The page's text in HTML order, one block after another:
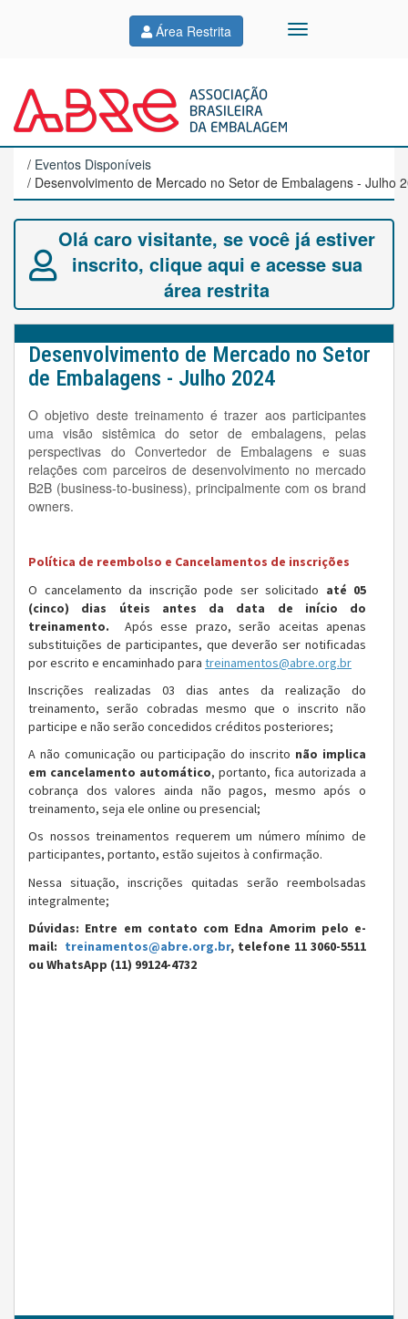
Área Restrita
/ Eventos Disponíveis
/ Desenvolvimento de Mercado no Setor de Embalagens - Julho
Olá caro visitante, se você já estiver
inscrito, clique aqui e acesse sua
área restrita
Desenvolvimento de Mercado no Setor
de Embalagens - Julho 2024
O objetivo deste treinamento é trazer aos participantes
uma visão sistêmica do setor de embalagens, pelas
perspectivas do Convertedor de Embalagens e suas
relações com parceiros de desenvolvimento no mercado
B2B (business-to-business), principalmente com os brand
owners.
Política de reembolso e Cancelamentos de inscrições
O cancelamento da inscrição pode ser solicitado até 05
(cinco) dias úteis antes da data de início do
treinamento.
Após esse prazo, serão aceitas apenas
substituições de participantes, que deverão ser notificadas
por escrito e encaminhado para treinamentos@abre.org.br
Inscrições realizadas 03 dias antes da realização do
treinamento, serão cobradas mesmo que o inscrito não
participe e não serão concedidos créditos posteriores;
A não comunicação ou participação do inscrito não implica
em cancelamento automático, portanto, fica autorizada a
cobrança dos valores ainda não pagos, mesmo após o
treinamento, seja ele online ou presencial;
Os nossos treinamentos requerem um número mínimo de
participantes, portanto, estão sujeitos à confirmação.
Nessa situação, inscrições quitadas serão reembolsadas
integralmente;
Dúvidas: Entre em contato com Edna Amorim pelo e-
mail: treinamentos@abre.org.br, telefone 11 3060-5511
ou WhatsApp (11) 99124-4732